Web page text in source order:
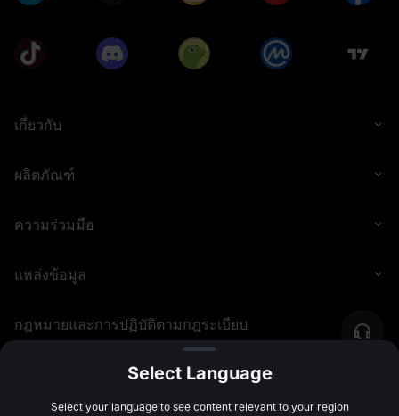
เกี่ยวกับ
ผลิตภัณฑ์
ความร่วมมือ
แหล่งข้อมูล
กฎหมายและการปฏิบัติตามกฎระเบียบ
©2026 MEXC.COM
Select Language
Select your language to see content relevant to your region